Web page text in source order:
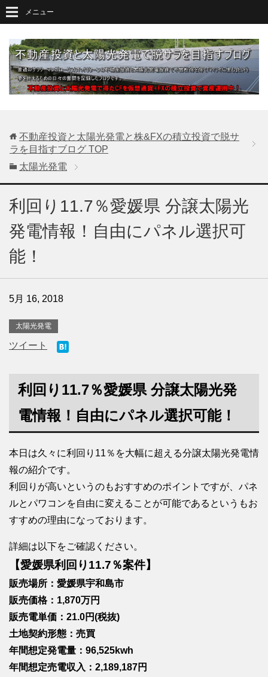
メニュー
不動産投資と太陽光発電と株&FXの積立投資で脱サ
ラを目指すブログ TOP
太陽光発電
利回り11.7％愛媛県 分譲太陽光
発電情報！自由にパネル選択可
能！
5月 16, 2018
太陽光発電
ツイート
利回り11.7％愛媛県 分譲太陽光発
電情報！自由にパネル選択可能！
本日は久々に利回り11％を大幅に超える分譲太陽光発電情
報の紹介です。
利回りが高いというのもおすすめのポイントですが、パネ
ルとパワコンを自由に変えることが可能であるというもお
すすめの理由になっております。
詳細は以下をご確認ください。
【愛媛県利回り11.7％案件】
販売場所：愛媛県宇和島市
販売価格：1,870万円
販売電単価：21.0円(税抜)
土地契約形態：売買
年間想定発電量：96,525kwh
年間想定売電収入：2,189,187円